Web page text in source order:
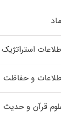
استراتژیک
و حفاظت
قرآن و حدیث